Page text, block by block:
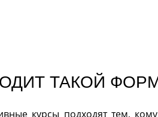
ТАКОЙ
курсы подходят тем,